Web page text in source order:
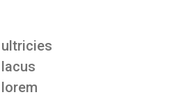
ultricies
lacus
lorem